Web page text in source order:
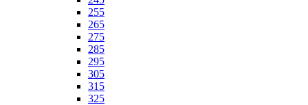
255
265
275
285
295
305
315
325